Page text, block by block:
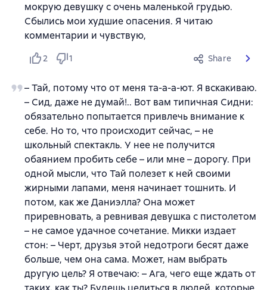
мокрую девушку с очень маленькой грудью.
Сбылись мои худшие опасения. Я читаю
комментарии и чувствую,
2 1 Share
– Тай, потому что от меня та-а-а-ют. Я вскакиваю.
– Сид, даже не думай!.. Вот вам типичная Сидни:
обязательно попытается привлечь внимание к
себе. Но то, что происходит сейчас, – не
школьный спектакль. У нее не получится
обаянием пробить себе – или мне – дорогу. При
одной мысли, что Тай полезет к ней своими
жирными лапами, меня начинает тошнить. И
потом, как же Даниэлла? Она может
приревновать, а ревнивая девушка с пистолетом
– не самое удачное сочетание. Микки издает
стон: – Черт, друзья этой недотроги бесят даже
больше, чем она сама. Может, нам выбрать
другую цель? Я отвечаю: – Ага, чего еще ждать от